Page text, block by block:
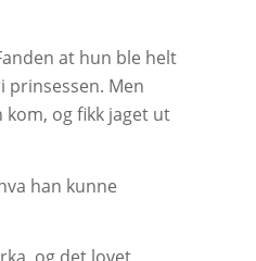
at hun ble helt
prinsessen. Men
og fikk jaget ut
han kunne